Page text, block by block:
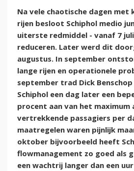
Na vele chaotische dagen met
rijen besloot Schiphol medio
uiterste redmiddel - vanaf 7
reduceren. Later werd dit
augustus. In september
lange rijen en operationele
september trad Dick
Schiphol een dag later een
procent aan van het maximum
vertrekkende passagiers per
maatregelen waren pijnlijk
oktober bijvoorbeeld heeft
flowmanagement zo goed als
een wachtrij langer dan een